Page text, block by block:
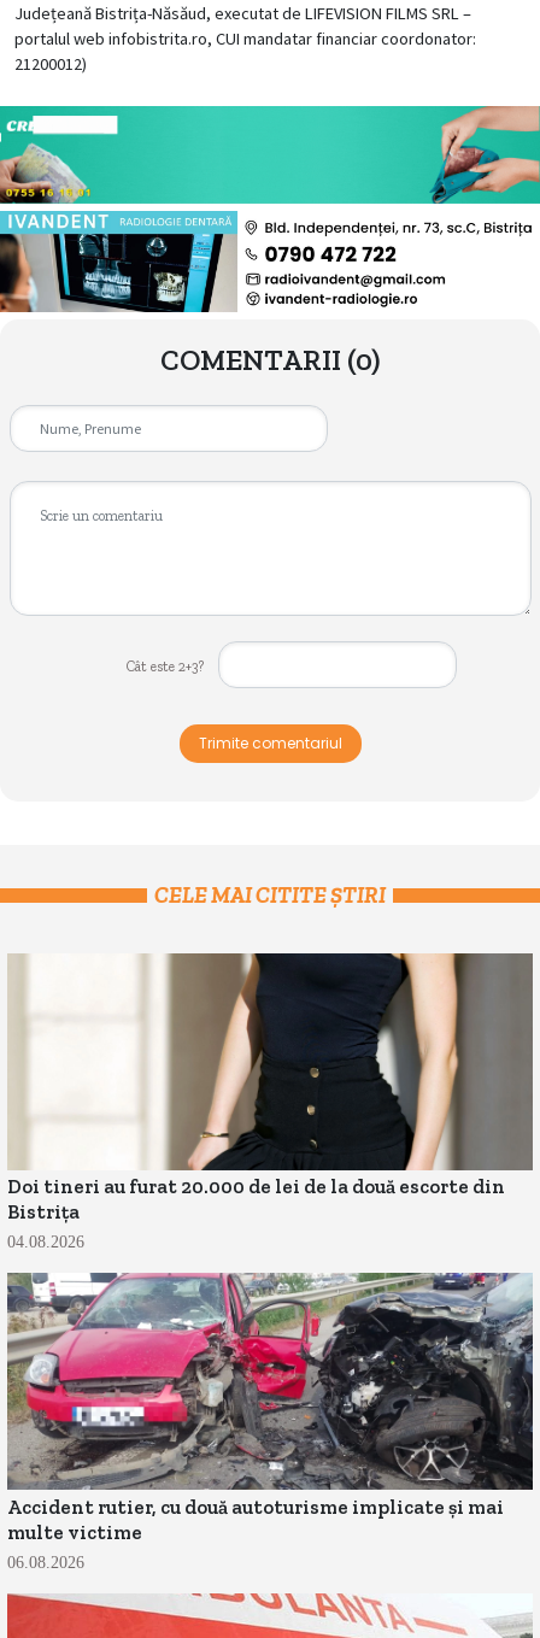
Județeană Bistrița-Năsăud, executat de LIFEVISION FILMS SRL –
portalul web infobistrita.ro, CUI mandatar financiar coordonator:
21200012)
COMENTARII (0)
Cât este 2+3?
Trimite comentariul
CELE MAI CITITE ȘTIRI
Doi tineri au furat 20.000 de lei de la două escorte din
Bistrița
04.08.2026
Accident rutier, cu două autoturisme implicate și mai
multe victime
06.08.2026